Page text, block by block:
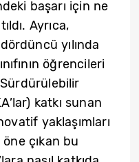
başarı için ne
Ayrıca,
yılında
öğrencileri
katkı sunan
yaklaşımları
çıkan bu